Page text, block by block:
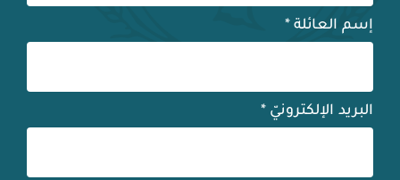
إسم العائلة *
البريد الإلكترونيّ *